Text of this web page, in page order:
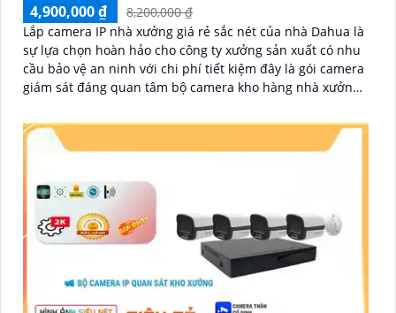
4,900,000 ₫
8,200,000 ₫
Lắp camera IP nhà xưởng giá rẻ sắc nét của nhà Dahua là
sự lựa chọn hoàn hảo cho công ty xưởng sản xuất có nhu
cầu bảo vệ an ninh với chi phí tiết kiệm đây là gói camera
giám sát đáng quan tâm bộ camera kho hàng nhà xưởng
lượng cao cho người dùng với bộ camera camera IP
Dahua bảo vệ an ninh cho xưởng sản xuất tuyệt đối.